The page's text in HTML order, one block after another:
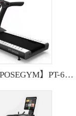
宝驰捷【POSEGYM】PT-6600Q高清大型触摸屏跑步机静音减震